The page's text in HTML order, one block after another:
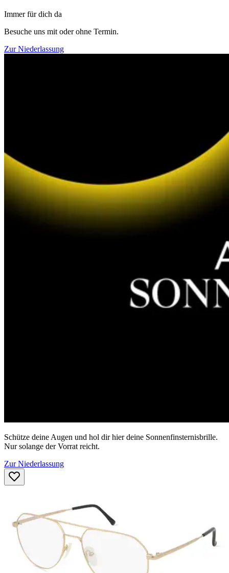
Immer für dich da
Besuche uns mit oder ohne Termin.
Zur Niederlassung
Schütze deine Augen und hol dir hier deine Sonnenfinsternisbrille.
Nur solange der Vorrat reicht.
Zur Niederlassung